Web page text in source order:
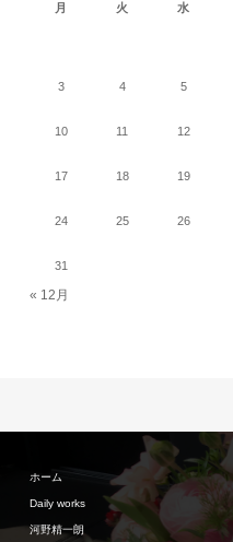
月
火 水
3 4 5
10 11 12
17 18 19
24 25 26
31
« 12月
ホーム
Daily works
河野精一朗